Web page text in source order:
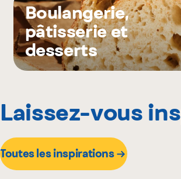
Boulangerie,
pâtisserie et
desserts
Laissez-vous
Toutes les inspirations